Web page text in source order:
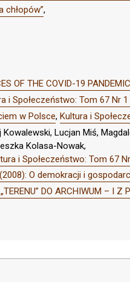
chłopów”,
OF THE COVID-19 PANDEMIC
i Społeczeństwo: Tom 67 Nr 1
w Polsce, Kultura i
Lucjan Miś,
Kolasa-Nowak,
i Społeczeństwo: Tom 67
O demokracji i
DO ARCHIWUM – I Z